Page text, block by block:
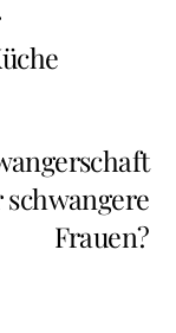
Frauen?